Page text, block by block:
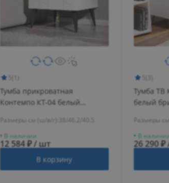
Тумба прикроватная
Контемпо КТ-04 белый
Размеры см (ш/в/г):
В наличии
12 584 ₽ / шт
В корзину
Тумба ТВ
белый
Размеры
В
26 290